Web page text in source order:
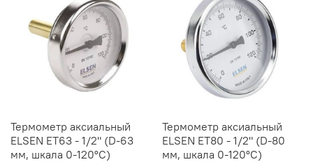
Термометр аксиальный
ELSEN ET63 - 1/2" (D-63
мм, шкала 0-120°C)
Термометр аксиальный
ELSEN ET80 - 1/2" (D-80
мм, шкала 0-120°C)